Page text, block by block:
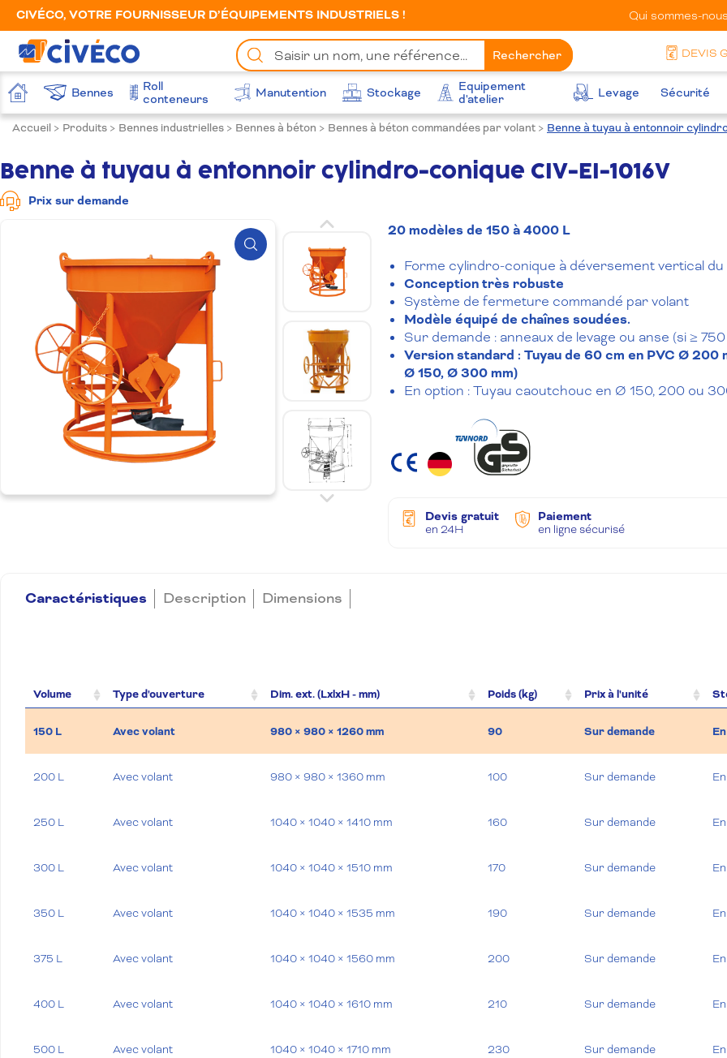
CIVÉCO, VOTRE FOURNISSEUR D’ÉQUIPEMENTS INDUSTRIELS ! Qui sommes-
Chercher
un
produit
Rechercher DEVIS
Accueil Bennes
Roll
conteneurs
Manutention Stockage
Equipement
d'atelier
Levage Sécurité
Accueil > Produits > Bennes industrielles > Bennes à béton > Bennes à béton commandées par volant > Benne à tuyau à entonnoir
Benne à tuyau à entonnoir cylindro-conique CIV-EI-1016V
Prix sur demande
Zoom
20 modèles de 150 à 4000 L
Forme cylindro-conique à déversement vertical
Conception très robuste
Système de fermeture commandé par volant
Modèle équipé de chaînes soudées.
Sur demande : anneaux de levage ou anse (si ≥
Version standard : Tuyau de 60 cm en PVC Ø 200
Ø 150, Ø 300 mm)
En option : Tuyau caoutchouc en Ø 150, 200 ou
Devis gratuit
en 24H
Paiement
en ligne sécurisé
Caractéristiques Description Dimensions
Volume Type d'ouverture Dim. ext. (LxlxH - mm) Poids (kg) Prix à l'unité
150 L Avec volant 980 × 980 × 1260 mm 90 Sur demande
200 L Avec volant 980 × 980 × 1360 mm 100 Sur demande
250 L Avec volant 1040 × 1040 × 1410 mm 160 Sur demande
300 L Avec volant 1040 × 1040 × 1510 mm 170 Sur demande
350 L Avec volant 1040 × 1040 × 1535 mm 190 Sur demande
375 L Avec volant 1040 × 1040 × 1560 mm 200 Sur demande
400 L Avec volant 1040 × 1040 × 1610 mm 210 Sur demande
500 L Avec volant 1040 × 1040 × 1710 mm 230 Sur demande